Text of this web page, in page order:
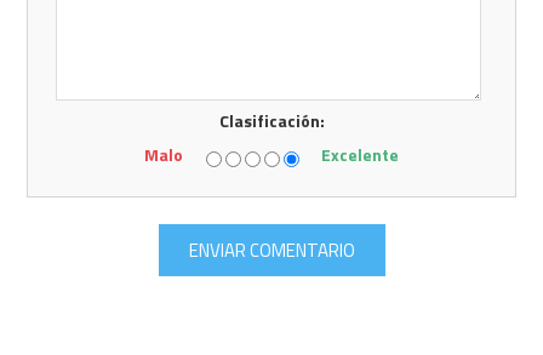
Clasificación:
Malo
Excelente